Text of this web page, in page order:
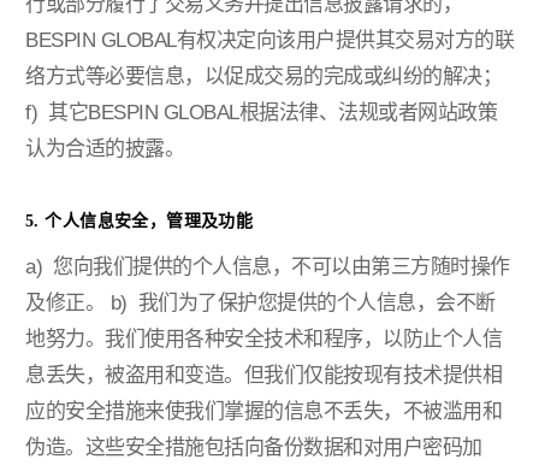
BESPIN GLOBAL有权决定向该用户提供其交易对方的联
络方式等必要信息，以促成交易的完成或纠纷的解决；
f) 其它BESPIN GLOBAL根据法律、法规或者网站政策
认为合适的披露。
5. 个人信息安全，管理及功能
a) 您向我们提供的个人信息，不可以由第三方随时操作
及修正。
b) 我们为了保护您提供的个人信息，会不断
地努力。我们使用各种安全技术和程序，以防止个人信
息丢失，被盗用和变造。但我们仅能按现有技术提供相
应的安全措施来使我们掌握的信息不丢失，不被滥用和
伪造。这些安全措施包括向备份数据和对用户密码加